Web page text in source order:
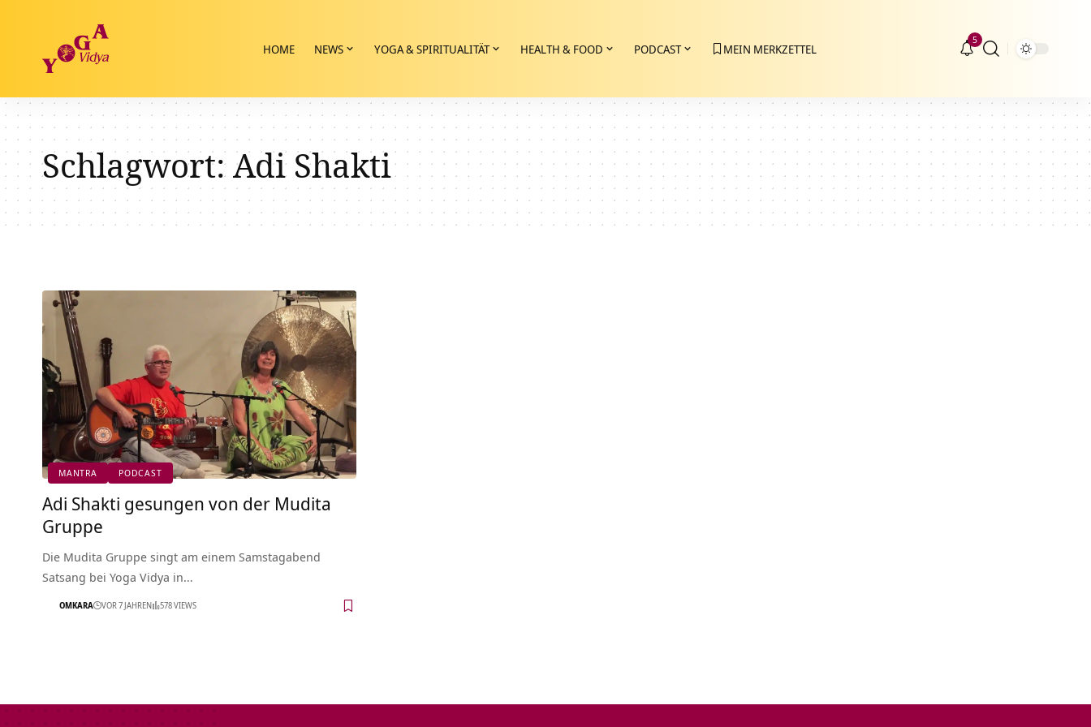
HOME NEWS YOGA & SPIRITUALITÄT HEALTH & FOOD PODCAST MEIN MERKZETTEL
5
Schlagwort:Adi Shakti
MANTRA PODCAST
Adi Shakti gesungen von der Mudita
Gruppe
Die Mudita Gruppe singt am einem Samstagabend
Satsang bei Yoga Vidya in…
OMKARA VOR 7 JAHREN 578 VIEWS